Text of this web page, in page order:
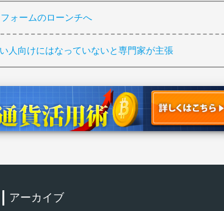
ォームのローンチへ
人向けにはなっていないと専門家が主張
アーカイブ